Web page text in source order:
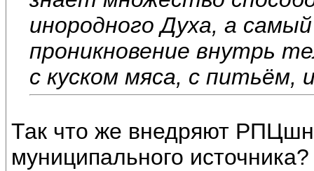
инородного Духа, а
проникновение внутрь
с куском мяса, с питьём,
Так что же внедряют
муниципального источника?